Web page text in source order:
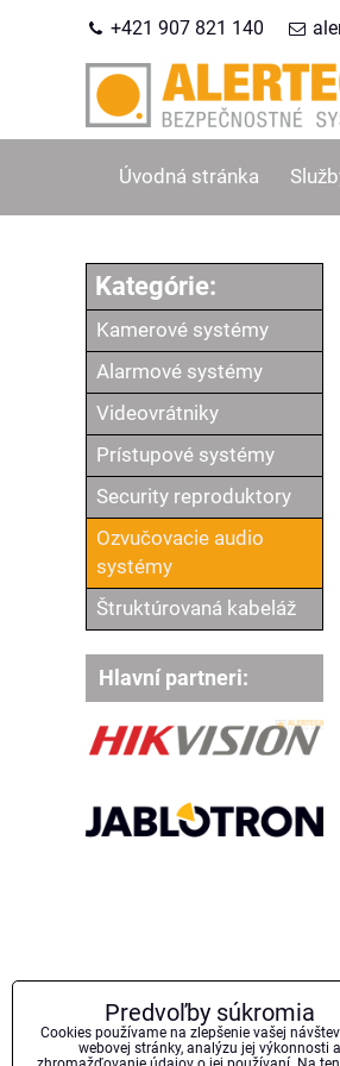
+421 907 821 140
Úvodná stránka
Kamerové systémy
Alarmové systémy
Videovrátniky
Prístupové systémy
Security reproduktory
Ozvučovacie audio
systémy
Štruktúrovaná kabeláž
Hlavní partneri:
Predvoľby súkromia
Cookies používame na zlepšenie vašej
webovej stránky, analýzu jej výkonnosti a